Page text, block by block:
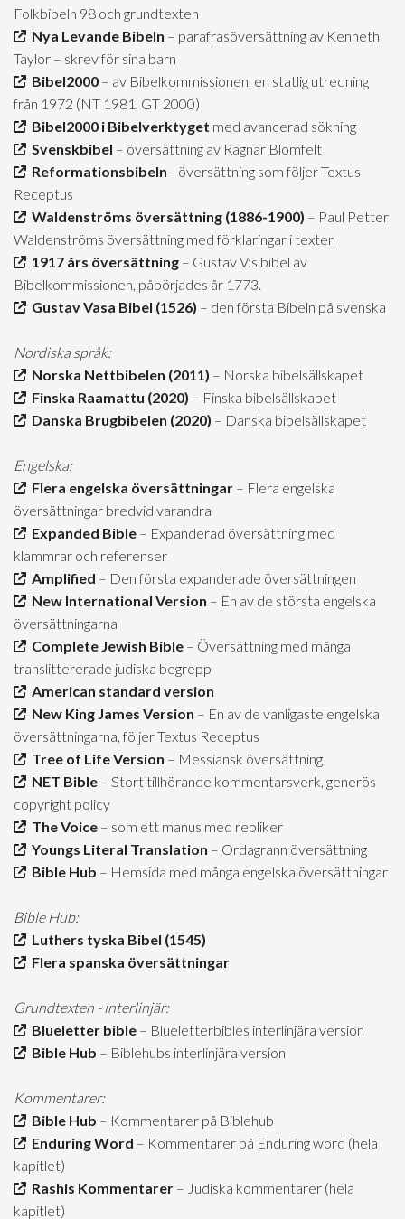
Folkbibeln 98 och grundtexten
Nya Levande Bibeln – parafrasöversättning av Kenneth
Taylor – skrev för sina barn
Bibel2000 – av Bibelkommissionen, en statlig utredning
från 1972 (NT 1981, GT 2000)
Bibel2000 i Bibelverktyget med avancerad sökning
Svenskbibel – översättning av Ragnar Blomfelt
Reformationsbibeln– översättning som följer Textus
Receptus
Waldenströms översättning (1886-1900) – Paul Petter
Waldenströms översättning med förklaringar i texten
1917 års översättning – Gustav V:s bibel av
Bibelkommissionen, påbörjades år 1773.
Gustav Vasa Bibel (1526) – den första Bibeln på svenska
Nordiska språk:
Norska Nettbibelen (2011) – Norska bibelsällskapet
Finska Raamattu (2020) – Finska bibelsällskapet
Danska Brugbibelen (2020) – Danska bibelsällskapet
Engelska:
Flera engelska översättningar – Flera engelska
översättningar bredvid varandra
Expanded Bible – Expanderad översättning med
klammrar och referenser
Amplified – Den första expanderade översättningen
New International Version – En av de största engelska
översättningarna
Complete Jewish Bible – Översättning med många
translittererade judiska begrepp
American standard version
New King James Version – En av de vanligaste engelska
översättningarna, följer Textus Receptus
Tree of Life Version – Messiansk översättning
NET Bible – Stort tillhörande kommentarsverk, generös
copyright policy
The Voice – som ett manus med repliker
Youngs Literal Translation – Ordagrann översättning
Bible Hub – Hemsida med många engelska översättningar
Bible Hub:
Luthers tyska Bibel (1545)
Flera spanska översättningar
Grundtexten - interlinjär:
Blueletter bible – Blueletterbibles interlinjära version
Bible Hub – Biblehubs interlinjära version
Kommentarer:
Bible Hub – Kommentarer på Biblehub
Enduring Word – Kommentarer på Enduring word (hela
kapitlet)
Rashis Kommentarer – Judiska kommentarer (hela
kapitlet)